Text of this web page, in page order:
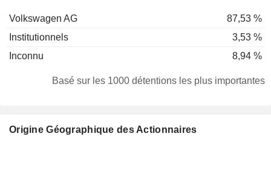
Volkswagen AG
87,53 %
Institutionnels
3,53 %
Inconnu
8,94 %
Basé sur les 1000 détentions les plus importantes
Origine Géographique des Actionnaires